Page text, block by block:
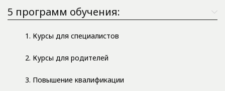
5 программ обучения:
1. Курсы для специалистов
2. Курсы для родителей
3. Повышение квалификации